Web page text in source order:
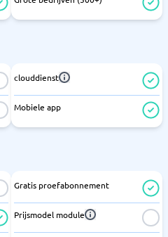
clouddienst
Mobiele app
Gratis proefabonnement
Prijsmodel module